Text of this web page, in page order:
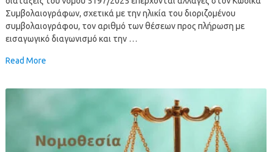
Συμβολαιογράφων, σχετικά με την ηλικία του διοριζομένου
συμβολαιογράφου, τον αριθμό των θέσεων προς πλήρωση με
εισαγωγικό διαγωνισμό και την …
Read More